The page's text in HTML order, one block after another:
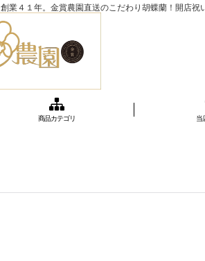
創業４１年。金賞農園直送のこだわり胡蝶蘭！開店
商品カテゴリ 当